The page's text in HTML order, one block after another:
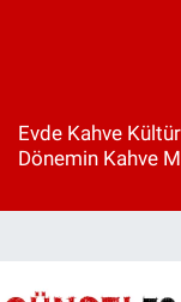
Evde Kahve
Dönemin Kahve